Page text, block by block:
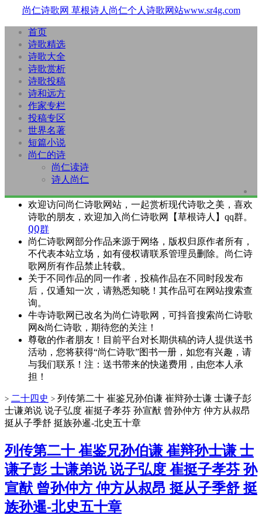
尚仁诗歌网 草根诗人尚仁个人诗歌网站www.sr4g.com
首页
诗歌精选
诗歌大全
诗歌赏析
诗歌投稿
诗和远方
作家专栏
投稿专区
世界名著
短篇小说
尚仁的诗
尚仁读诗
诗人尚仁
欢迎访问尚仁诗歌网站，一起赏析现代诗歌之美，喜欢
诗歌的朋友，欢迎加入尚仁诗歌网【草根诗人】qq群。
QQ群
尚仁诗歌网部分作品来源于网络，版权归原作者所有，
不代表本站立场，如有侵权请联系管理员删除。尚仁诗
歌网所有作品禁止转载。
关于不同作品的同一作者，投稿作品在不同时段发布
后，仅通知一次，请熟悉知晓！其作品可在网站搜索查
询。
牛寺诗歌网已改名为尚仁诗歌网，可抖音搜索尚仁诗歌
网&尚仁诗歌，期待您的关注！
尊敬的作者朋友！目前平台对长期供稿的诗人提供送书
活动，您将获得“尚仁诗歌”图书一册，如您有兴趣，请
与我们联系！注：送书带来的快递费用，由您本人承
担！
> 二十四史 > 列传第二十 崔鉴兄孙伯谦 崔辩孙士谦 士谦子彭
士谦弟说 说子弘度 崔挺子孝芬 孙宣猷 曾孙仲方 仲方从叔昂
挺从子季舒 挺族孙暹-北史五十章
列传第二十 崔鉴兄孙伯谦 崔辩孙士谦 士
谦子彭 士谦弟说 说子弘度 崔挺子孝芬 孙
宣猷 曾孙仲方 仲方从叔昂 挺从子季舒 挺
族孙暹-北史五十章